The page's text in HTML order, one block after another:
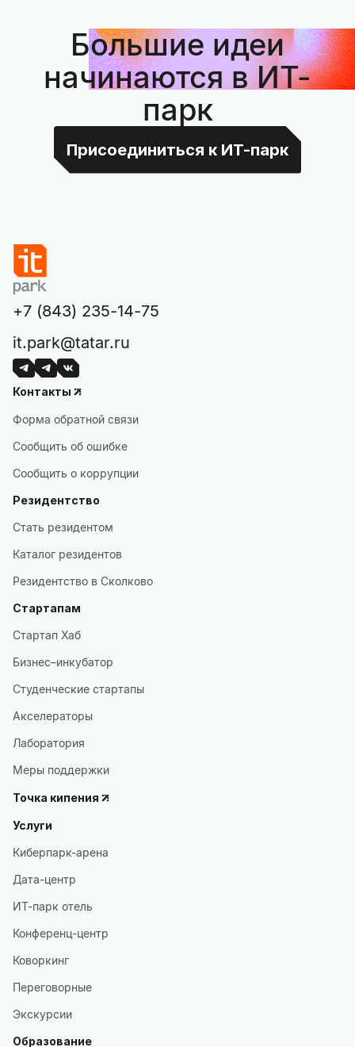
Большие идеи
начинаются в ИТ-
парк
Присоединиться к ИТ-парк
+7 (843) 235-14-75
it.park@tatar.ru
Контакты
Форма обратной связи
Сообщить об ошибке
Сообщить о коррупции
Резидентство
Стать резидентом
Каталог резидентов
Резидентство в Сколково
Стартапам
Стартап Хаб
Бизнес–инкубатор
Студенческие стартапы
Акселераторы
Лаборатория
Меры поддержки
Точка кипения
Услуги
Киберпарк-арена
Дата-центр
ИТ-парк отель
Конференц-центр
Коворкинг
Переговорные
Экскурсии
Образование